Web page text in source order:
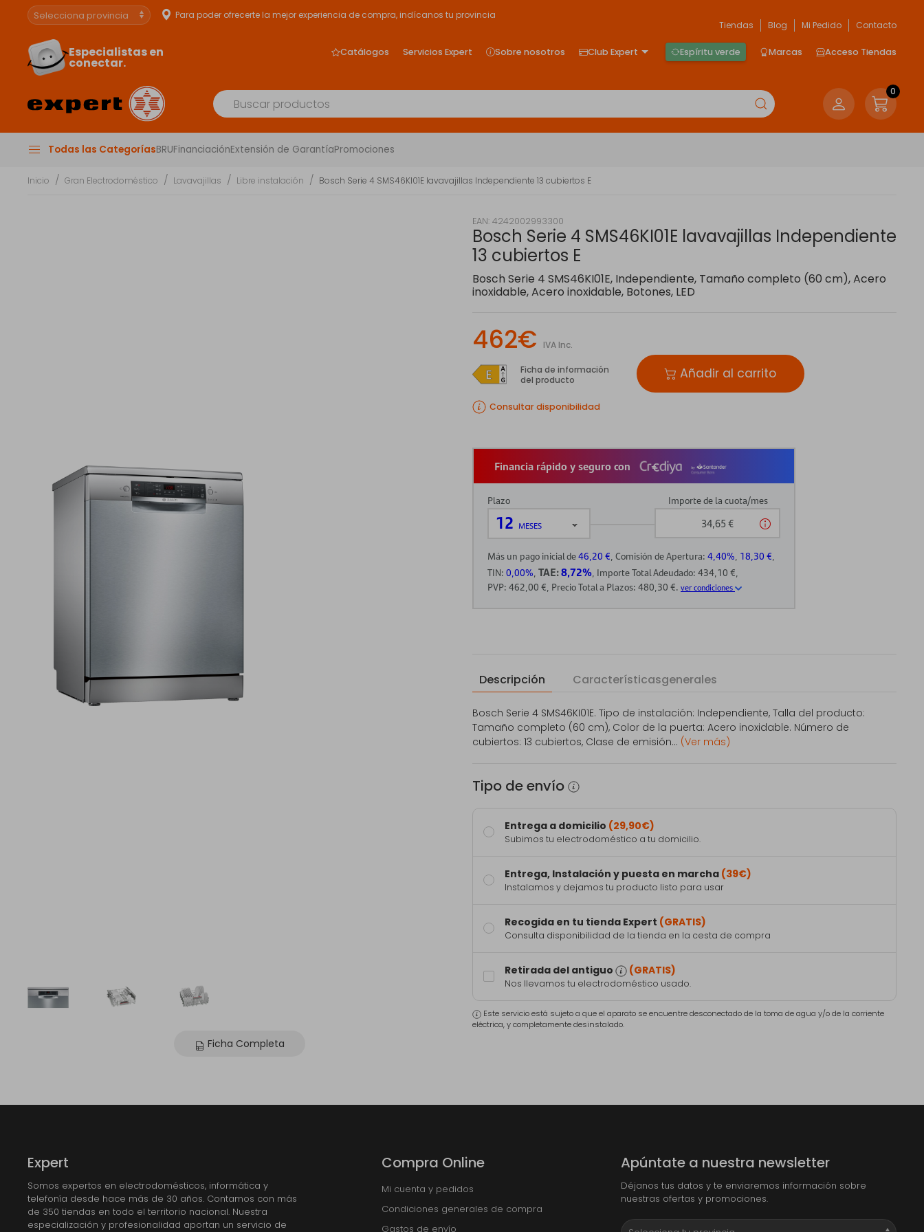
Para poder ofrecerte la mejor experiencia de compra, indícanos tu provincia
Tiendas
Blog Mi Pedido Contacto
Especialistas en
conectar.
Catálogos Servicios Expert Sobre nosotros Club Expert Espíritu verde Marcas Acceso Tiendas
0
Todas las CategoríasBRUFinanciaciónExtensión de GarantíaPromociones
Inicio Gran Electrodoméstico Lavavajillas Libre instalación Bosch Serie 4 SMS46KI01E lavavajillas Independiente 13 cubiertos E
Ficha Completa
EAN: 4242002993300
Bosch Serie 4 SMS46KI01E lavavajillas Independiente
13 cubiertos E
Bosch Serie 4 SMS46KI01E, Independiente, Tamaño completo (60 cm), Acero
inoxidable, Acero inoxidable, Botones, LED
462€ IVA Inc.
Ficha de información
del producto
Consultar disponibilidad
Añadir al carrito
Descripción Característicasgenerales
Bosch Serie 4 SMS46KI01E. Tipo de instalación: Independiente, Talla del producto:
Tamaño completo (60 cm), Color de la puerta: Acero inoxidable. Número de
cubiertos: 13 cubiertos, Clase de emisión... (Ver más)
Tipo de envío
Entrega a domicilio (29,90€)
Subimos tu electrodoméstico a tu domicilio.
Entrega, Instalación y puesta en marcha (39€)
Instalamos y dejamos tu producto listo para usar
Recogida en tu tienda Expert (GRATIS)
Consulta disponibilidad de la tienda en la cesta de compra
Retirada del antiguo (GRATIS)
Nos llevamos tu electrodoméstico usado.
Este servicio está sujeto a que el aparato se encuentre desconectado de la toma de agua y/o de la corriente
eléctrica, y completamente desinstalado.
Expert
Somos expertos en electrodomésticos, informática y
telefonía desde hace más de 30 años. Contamos con más
de 350 tiendas en todo el territorio nacional. Nuestra
especialización y profesionalidad aportan un servicio de
Compra Online
Mi cuenta y pedidos
Condiciones generales de compra
Gastos de envío
Apúntate a nuestra newsletter
Déjanos tus datos y te enviaremos información sobre
nuestras ofertas y promociones.